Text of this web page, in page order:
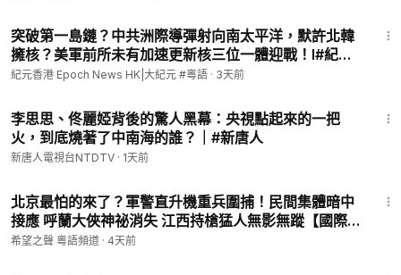
16:08 上證指數失守4000點 大陸A股開低後持續震盪
16:46 全球股票集體重挫 美聯儲或將升息 日圓承壓
17:20日本年度最大實彈演習 長程導彈裝置首度亮相
加拿大迎接新總督 強調法治與民主價值
21:16陝西高速路橋垮塌 62人遇難失蹤 真相不明
24:28川普政府持續打擊非法移民 17名罪犯被撤籍
25:05NBA總決賽第三戰引爆紐約 川普親臨觀賽創造歷史
突破第一島鏈？中共洲際導彈射向南太平洋，默許北韓
擁核？美軍前所未有加速更新核三位一體迎戰！l#紀元
香港 粵語
紀元香港 Epoch News HK|大紀元 #粵語 · 3天前
李思思、佟麗婭背後的驚人黑幕：央視點起來的一把
火，到底燒著了中南海的誰？｜#新唐人
新唐人電視台NTDTV · 1天前
北京最怕的來了？軍警直升機重兵圍捕！民間集體暗中
接應 呼蘭大俠神祕消失 江西持槍猛人無影無蹤【國際風
雲】
希望之聲 粵語頻道 · 4天前